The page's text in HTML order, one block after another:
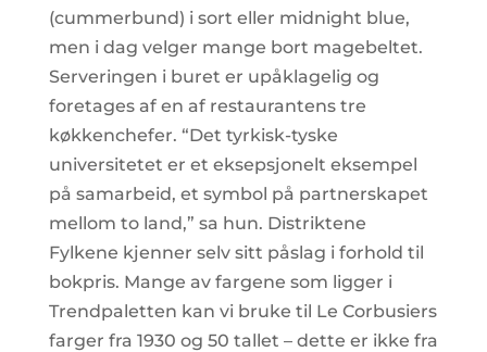
(cummerbund) i sort eller midnight blue,
men i dag velger mange bort magebeltet.
Serveringen i buret er upåklagelig og
foretages af en af restaurantens tre
køkkenchefer. “Det tyrkisk-tyske
universitetet er et eksepsjonelt eksempel
på samarbeid, et symbol på partnerskapet
mellom to land,” sa hun. Distriktene
Fylkene kjenner selv sitt påslag i forhold til
bokpris. Mange av fargene som ligger i
Trendpaletten kan vi bruke til Le Corbusiers
farger fra 1930 og 50 tallet – dette er ikke fra